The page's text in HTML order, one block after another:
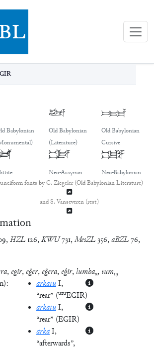
Library (eBL)
Babylonian
𒂕
Old Babylonian
(Literature)
𒂕
Old Babylonian
Cursive
𒂕
Neo-Assyrian
𒂕
Neo-Babylonian
fonts by C. Ziegeler (Old Babylonian Literature)
and S. Vanseveren (rest)
,HZL 126,KWU731,MesZL 356,aBZL76,
,egir,eĝer,eĝera,eĝir, lumhax, tum₁₃
arkatuI,
“rear” (uzuEGIR)
arkatuI,
“rear” (EGIR)
arkaI,
“afterwards”,